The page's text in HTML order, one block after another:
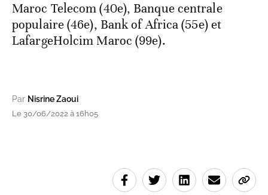
Maroc Telecom (40e), Banque centrale
populaire (46e), Bank of Africa (55e) et
LafargeHolcim Maroc (99e).
Par Nisrine Zaoui
Le 30/06/2022 à 16h05